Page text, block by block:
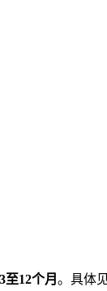
至12个月 。具体